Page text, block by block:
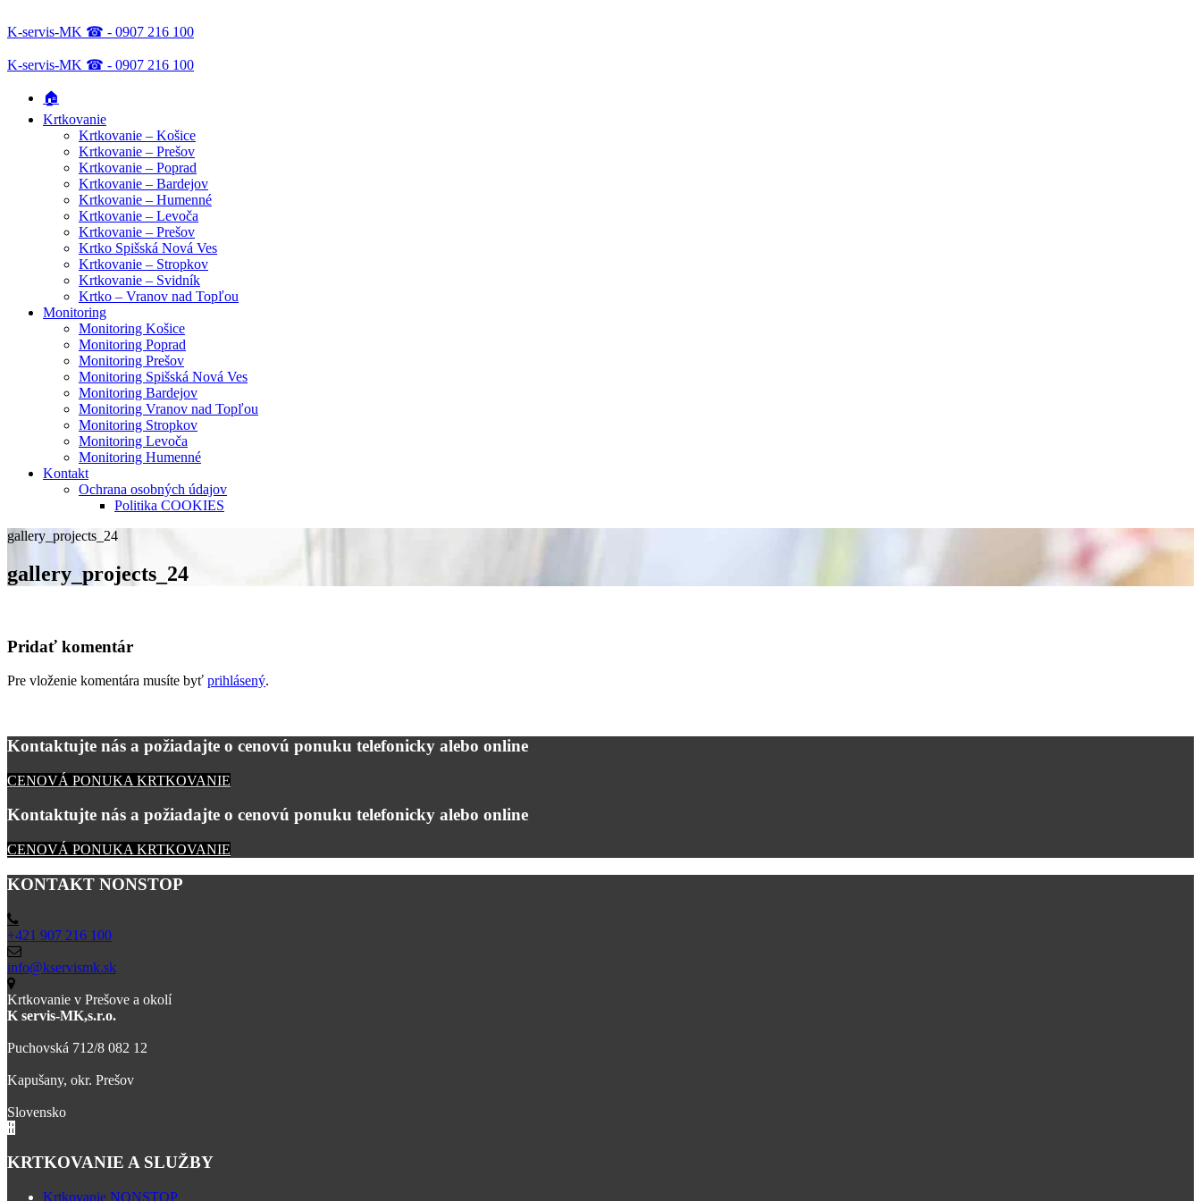
K-servis-MK ☎ - 0907 216 100
K-servis-MK ☎ - 0907 216 100
🏠
Krtkovanie
Krtkovanie – Košice
Krtkovanie – Prešov
Krtkovanie – Poprad
Krtkovanie – Bardejov
Krtkovanie – Humenné
Krtkovanie – Levoča
Krtkovanie – Prešov
Krtko Spišská Nová Ves
Krtkovanie – Stropkov
Krtkovanie – Svidník
Krtko – Vranov nad Topľou
Monitoring
Monitoring Košice
Monitoring Poprad
Monitoring Prešov
Monitoring Spišská Nová Ves
Monitoring Bardejov
Monitoring Vranov nad Topľou
Monitoring Stropkov
Monitoring Levoča
Monitoring Humenné
Kontakt
Ochrana osobných údajov
Politika COOKIES
gallery_projects_24
gallery_projects_24
Pridať komentár
Pre vloženie komentára musíte byť prihlásený.
Kontaktujte nás a požiadajte o cenovú ponuku telefonicky alebo online
CENOVÁ PONUKA KRTKOVANIE
Kontaktujte nás a požiadajte o cenovú ponuku telefonicky alebo online
CENOVÁ PONUKA KRTKOVANIE
KONTAKT NONSTOP
+421 907 216 100
info@kservismk.sk
Krtkovanie v Prešove a okolí
K servis-MK,s.r.o.
Puchovská 712/8 082 12
Kapušany, okr. Prešov
Slovensko
KRTKOVANIE A SLUŽBY
Krtkovanie NONSTOP